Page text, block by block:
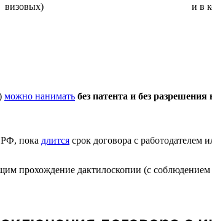
визовых)
и в
можно нанимать без патента и без разрешения
РФ, пока длится срок договора с работодателем
прохождение дактилоскопии (с